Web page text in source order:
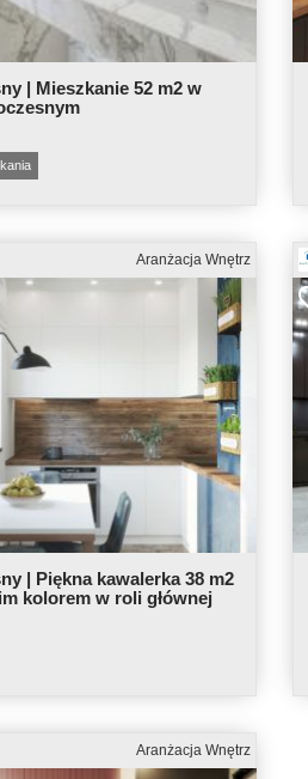
| Mieszkanie 52 m2 w
Aranżacja Wnętrz
| Piękna kawalerka 38 m2
kolorem w roli głównej
Aranżacja Wnętrz